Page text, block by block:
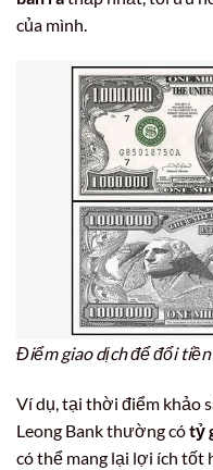
của mình.
Điểm giao dịch để đổi
Ví dụ, tại thời điểm khảo
Leong Bank thường cótỷ
có thể mang lại lợi ích